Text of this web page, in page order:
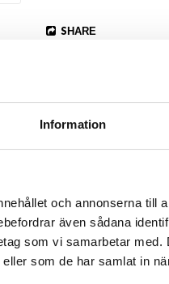
Information
och annonserna till
även sådana
som vi samarbetar
som de har samlat in
SHARE
Article no.: 13140
a nice